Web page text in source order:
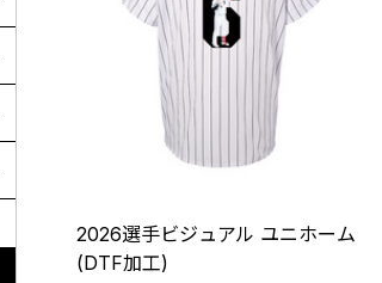
2026選手ビジュアル ユニホーム
(DTF加工)